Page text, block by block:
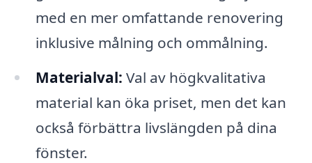
med en mer omfattande renovering
inklusive målning och ommålning.
Materialval: Val av högkvalitativa
material kan öka priset, men det kan
också förbättra livslängden på dina
fönster.